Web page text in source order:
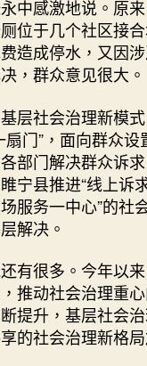
中感激地说。原
位于几个社区接
造成停水，又因
，群众意见很大。
层社会治理新模
扇门”，面向群众
部门解决群众诉
宁县推进“线上诉
服务一中心”的社
解决。
有很多。今年以
推动社会治理重
提升，基层社会
的社会治理新格